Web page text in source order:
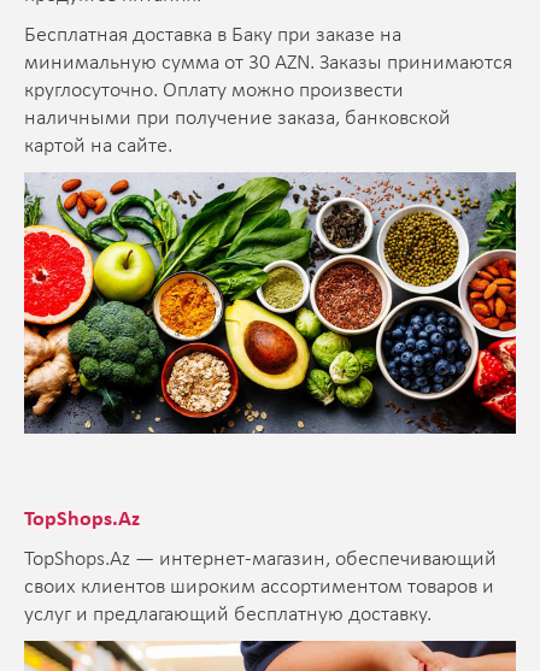
Бесплатная доставка в Баку при заказе на
минимальную сумма от 30 AZN. Заказы принимаются
круглосуточно. Оплату можно произвести
наличными при получение заказа, банковской
картой на сайте.
TopShops.Az
TopShops.Az — интернет-магазин, обеспечивающий
своих клиентов широким ассортиментом товаров и
услуг и предлагающий бесплатную доставку.